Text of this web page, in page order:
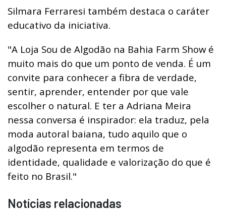
Silmara Ferraresi também destaca o caráter
educativo da iniciativa.
"A Loja Sou de Algodão na Bahia Farm Show é
muito mais do que um ponto de venda. É um
convite para conhecer a fibra de verdade,
sentir, aprender, entender por que vale
escolher o natural. E ter a Adriana Meira
nessa conversa é inspirador: ela traduz, pela
moda autoral baiana, tudo aquilo que o
algodão representa em termos de
identidade, qualidade e valorização do que é
feito no Brasil."
Notícias relacionadas